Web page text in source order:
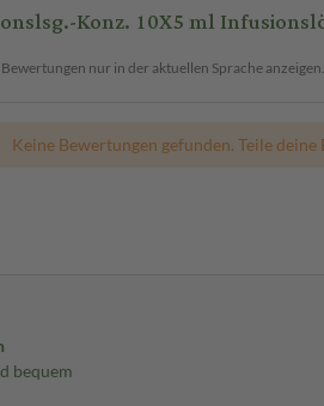
Konz. 10X5 ml
Bewertungen nur in der aktuellen Sprache anzeigen.
Keine Bewertungen gefunden. Teile
bequem